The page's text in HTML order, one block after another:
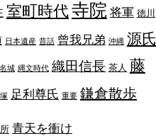
室町時代寺院 将軍 徳川
日本遺産 昔話 曾我兄弟 沖縄 源氏
城 縄文時代 織田信長 茶人 藤
足利尊氏 重要 鎌倉散歩
青天を衝け